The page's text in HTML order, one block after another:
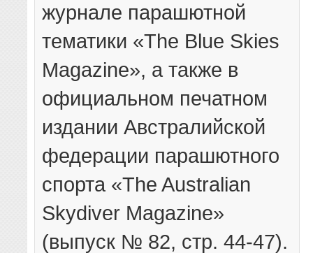
журнале парашютной
тематики «The Blue Skies
Magazine», а также в
официальном печатном
издании Австралийской
федерации парашютного
спорта «The Australian
Skydiver Magazine»
(выпуск № 82, стр. 44-47).